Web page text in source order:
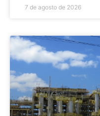
7 de agosto de 2026